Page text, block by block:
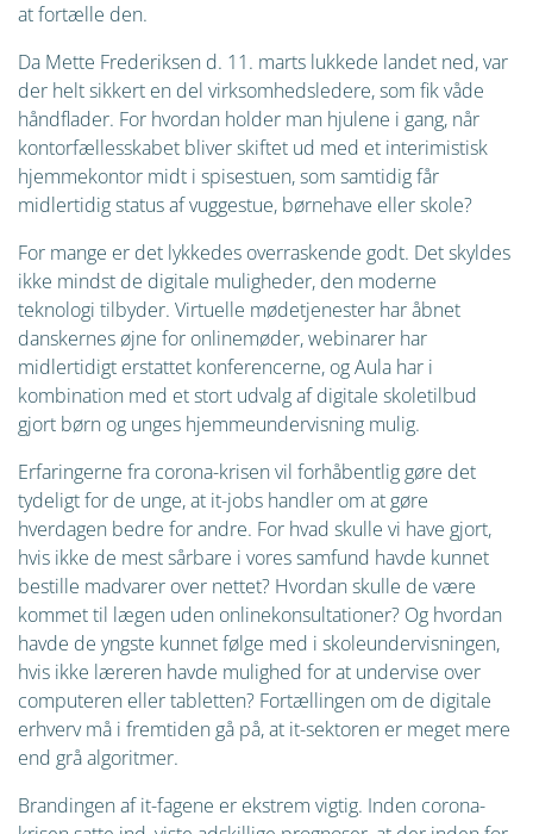
at fortælle den.
Da Mette Frederiksen d. 11. marts lukkede landet ned, var
der helt sikkert en del virksomhedsledere, som fik våde
håndflader. For hvordan holder man hjulene i gang, når
kontorfællesskabet bliver skiftet ud med et interimistisk
hjemmekontor midt i spisestuen, som samtidig får
midlertidig status af vuggestue, børnehave eller skole?
For mange er det lykkedes overraskende godt. Det skyldes
ikke mindst de digitale muligheder, den moderne
teknologi tilbyder. Virtuelle mødetjenester har åbnet
danskernes øjne for onlinemøder, webinarer har
midlertidigt erstattet konferencerne, og Aula har i
kombination med et stort udvalg af digitale skoletilbud
gjort børn og unges hjemmeundervisning mulig.
Erfaringerne fra corona-krisen vil forhåbentlig gøre det
tydeligt for de unge, at it-jobs handler om at gøre
hverdagen bedre for andre. For hvad skulle vi have gjort,
hvis ikke de mest sårbare i vores samfund havde kunnet
bestille madvarer over nettet? Hvordan skulle de være
kommet til lægen uden onlinekonsultationer? Og hvordan
havde de yngste kunnet følge med i skoleundervisningen,
hvis ikke læreren havde mulighed for at undervise over
computeren eller tabletten? Fortællingen om de digitale
erhverv må i fremtiden gå på, at it-sektoren er meget mere
end grå algoritmer.
Brandingen af it-fagene er ekstrem vigtig. Inden corona-